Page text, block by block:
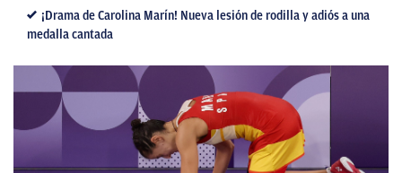
¡Drama de Carolina Marín! Nueva lesión de rodilla y adiós a una
medalla cantada